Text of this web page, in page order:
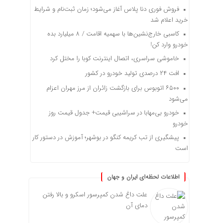
فروش فوری دنا پلاس آغاز می‌شود؛ زمان ثبت‌نام و شرایط
خرید اعلام شد
کاسبی خارج‌نشین‌ها با سهمیه اقامت / ۸ میلیارد بده
خودرو وارد کن!
خاموشی سراسری، اتصال اینترنت کوبا را مختل کرد
افت ۲۴ درصدی تولید خودرو در کشور
۶۵۰۰ اتوبوس برای بازگشت زائران از مرز مهران اعزام
می‌شود
خودرو بی‌مهابا در سراشیبی قیمت+ جدول قیمت روز
خودرو
پیشگیری از تب کریمه کنگو در بوشهر؛ آموزش در دستور کار
است
اطلاعات لحظه‌ای ایران و جهان
علت داغ شدن کمپرسور اسکرو و بالا رفتن
دمای آن